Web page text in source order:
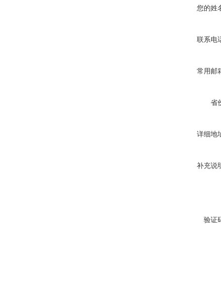
您的姓
联系电
常用邮
省
详细地
补充说
验证